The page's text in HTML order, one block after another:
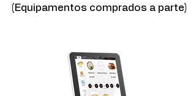
(Equipamentos comprados a parte)